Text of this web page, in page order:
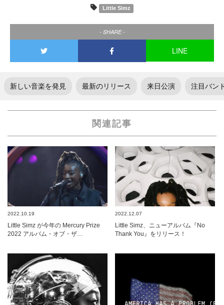
Little Simz
- SHARE -
LINE
新しい音楽を発見 最新のリリース 来日公演 注目バン
関連記事
2022.10.19
Little Simz が今年の Mercury Prize
2022 アルバム・オブ・ザ…
2022.12.07
Little Simz、ニューアルバム『No
Thank You』をリリース！